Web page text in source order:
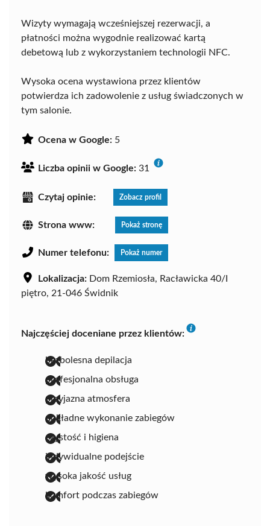
Wizyty wymagają wcześniejszej rezerwacji, a
płatności można wygodnie realizować kartą
debetową lub z wykorzystaniem technologii NFC.
Wysoka ocena wystawiona przez klientów
potwierdza ich zadowolenie z usług świadczonych w
tym salonie.
Ocena w Google: 5
Liczba opinii w Google: 31
Czytaj opinie: Zobacz profil
Strona www: Pokaż stronę
Numer telefonu: Pokaż numer
Lokalizacja: Dom Rzemiosła, Racławicka 40/I
piętro, 21-046 Świdnik
Najczęściej doceniane przez klientów:
bezbolesna depilacja
profesjonalna obsługa
przyjazna atmosfera
dokładne wykonanie zabiegów
czystość i higiena
indywidualne podejście
wysoka jakość usług
komfort podczas zabiegów